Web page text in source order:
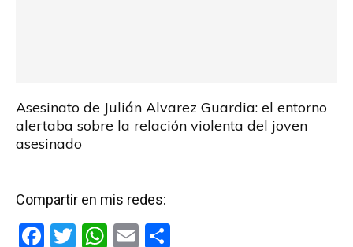
Asesinato de Julián Alvarez Guardia: el entorno
alertaba sobre la relación violenta del joven
asesinado
Compartir en mis redes:
F
T
W E